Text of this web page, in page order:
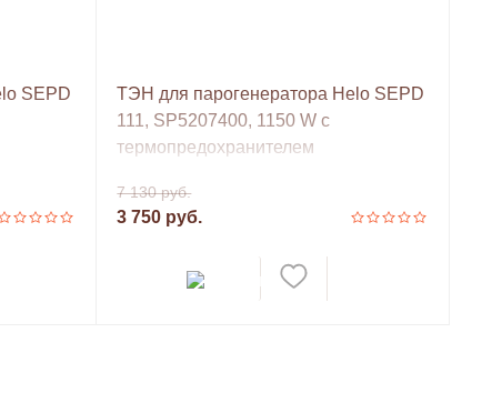
SEPD
ТЭН для парогенератора Helo SEPD
111, SP5207400, 1150 W с
термопредохранителем
7 130 руб.
3 750 руб.